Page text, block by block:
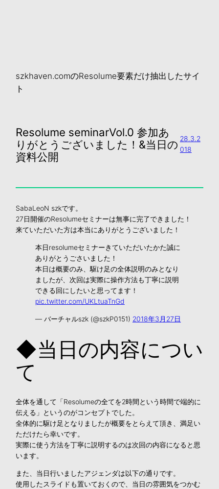
szkhaven.comのResolume要素だけ抽出したサイ
ト
Resolume seminarVol.0 参加あ
りがとうございました！&当日の
資料公開
28.3.2
018
SabaLeoN szkです。
27日開催のResolumeセミナーは無事に完了できました！
来ていただいた方は本当にありがとうございました！
本日resolumeセミナーきていただいたかた誠に
ありがとうごさいました！
本日は概要のみ、駆け足の全体説明のみとなり
ましたが、次回は実際に操作方法も丁寧に説明
できる回にしたいと思ってます！
pic.twitter.com/UKLtuaTnGd
— バーチャルszk (@szkP0151) 2018年3月27日
◆当日の内容につい
て
全体を通して「Resolumeの全てを2時間という時間で端的に
伝える」というのがコンセプトでした。
全体的に駆け足となりましたが概要をとらえて頂き、満足い
ただけたら幸いです。
実際に使う方法を丁寧に説明するのは次回の内容になると思
います。
また、当日行いましたアジェンダは以下の通りです。
使用したスライドも置いておくので、当日の雰囲気をつかむ